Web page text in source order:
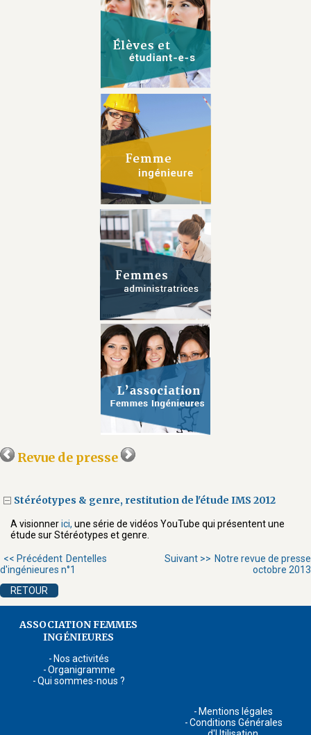
Revue de presse
Stéréotypes & genre, restitution de l'étude IMS 2012
A visionnerici, une série de vidéos YouTube qui présentent une
étude sur Stéréotypes et genre.
<< Précédent Dentelles
d'ingénieures n°1
Suivant >> Notre revue de presse
octobre 2013
RETOUR
ASSOCIATION FEMMES
INGÉNIEURES
Nos activités
Organigramme
Qui sommes-nous ?
Mentions légales
Conditions Générales